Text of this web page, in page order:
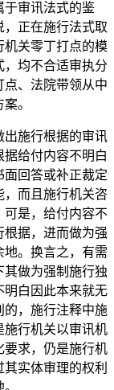
于审讯法式的鉴
，正在施行法式取
机关零丁打点的模
均不合适审执分
、法院带领从中
。
施行根据的审讯
给付内容不明白
面回答或补正裁定
而且施行机关咨
可是，给付内容不
根据，进而做为强
。换言之，有需
做为强制施行独
明白因此本来就无
的，施行注释中施
施行机关以审讯机
要求，仍是施行机
实体审理的权利